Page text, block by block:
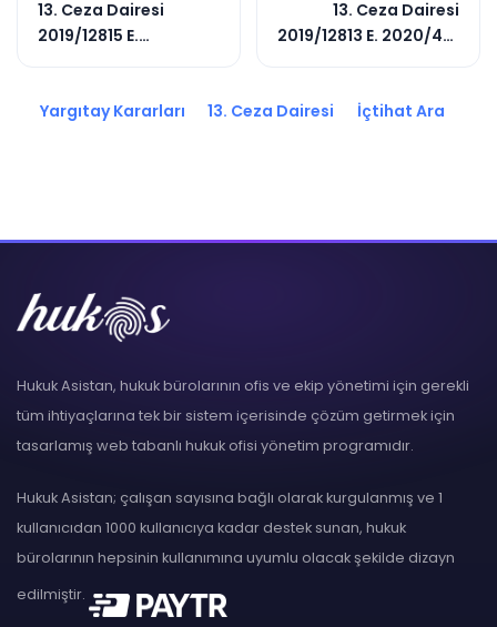
13. Ceza Dairesi
2019/12815 E.
13. Ceza Dairesi
2019/12813 E. 2020/441
Yargıtay Kararları 13. Ceza Dairesi İçtihat Ara
Hukuk Asistan, hukuk bürolarının ofis ve ekip yönetimi için gerekli
tüm ihtiyaçlarına tek bir sistem içerisinde çözüm getirmek için
tasarlamış web tabanlı hukuk ofisi yönetim programıdır.
Hukuk Asistan; çalışan sayısına bağlı olarak kurgulanmış ve 1
kullanıcıdan 1000 kullanıcıya kadar destek sunan, hukuk
bürolarının hepsinin kullanımına uyumlu olacak şekilde dizayn
edilmiştir.